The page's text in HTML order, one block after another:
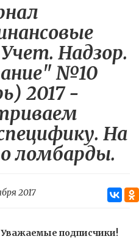
Надзор.
№10
2017 -
На
ломбарды.
2017
Уважаемые подписчики!